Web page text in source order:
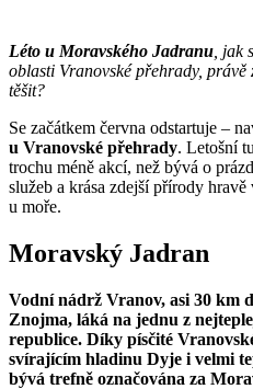
Léto u Moravského Jadranu ,
oblasti Vranovské přehrady, právě
těšit?
Se začátkem června odstartuje –
u Vranovské přehrady. Letošní
trochu méně akcí, než bývá o
služeb a krása zdejší přírody
u moře.
Moravský Jadran
Vodní nádrž Vranov, asi 30 km
Znojma, láká na jednu z
republice. Díky písčité
svírajícím hladinu Dyje i velmi
bývá trefně označována za